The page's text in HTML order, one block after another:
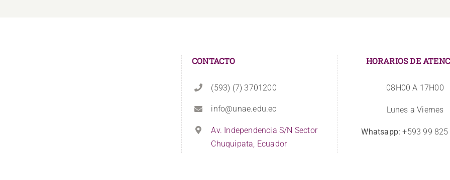
CONTACTO
(593) (7) 3701200
info@unae.edu.ec
Av. Independencia S/N Sector
Chuquipata, Ecuador
HORARIOS DE
08H00 A 17H00
Lunes a Viernes
Whatsapp: +593 99